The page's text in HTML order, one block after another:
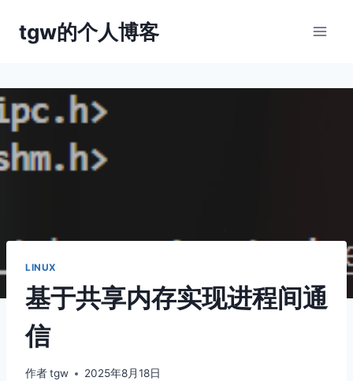
tgw的个人博客
LINUX
基于共享内存实现进程间通
信
作者tgw 2025年8月18日